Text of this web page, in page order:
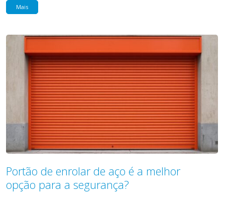
Mais
Portão de enrolar de aço é a melhor
opção para a segurança?